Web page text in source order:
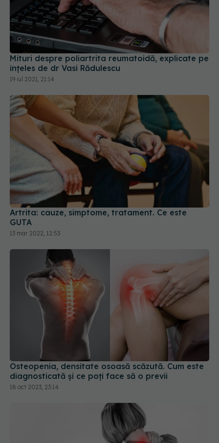
Mituri despre poliartrita reumatoidă, explicate pe
înțeles de dr Vasi Rădulescu
19 iul 2021, 21:14
Artrita: cauze, simptome, tratament. Ce este
GUTA
13 mar 2022, 12:53
Osteopenia, densitate osoasă scăzută. Cum este
diagnosticată și ce poți face să o previi
18 oct 2023, 23:14